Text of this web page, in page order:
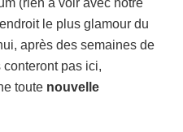
le plus glamour du
après des semaines de
pas ici,
toute nouvelle